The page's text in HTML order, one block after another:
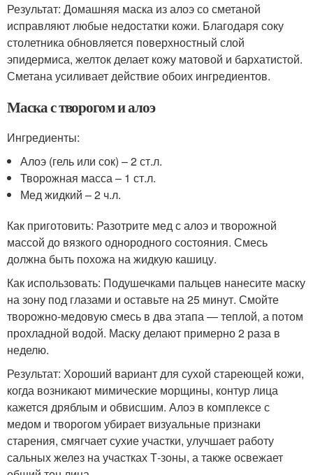
Результат: Домашняя маска из алоэ со сметаной
исправляют любые недостатки кожи. Благодаря соку
столетника обновляется поверхностный слой
эпидермиса, желток делает кожу матовой и бархатистой.
Сметана усиливает действие обоих ингредиентов.
Маска с творогом и алоэ
Ингредиенты:
Алоэ (гель или сок) – 2 ст.л.
Творожная масса – 1 ст.л.
Мед жидкий – 2 ч.л.
Как приготовить: Разотрите мед с алоэ и творожной
массой до вязкого однородного состояния. Смесь
должна быть похожа на жидкую кашицу.
Как использовать: Подушечками пальцев нанесите маску
на зону под глазами и оставьте на 25 минут. Смойте
творожно-медовую смесь в два этапа — теплой, а потом
прохладной водой. Маску делают примерно 2 раза в
неделю.
Результат: Хороший вариант для сухой стареющей кожи,
когда возникают мимические морщины, контур лица
кажется дряблым и обвисшим. Алоэ в комплексе с
медом и творогом убирает визуальные признаки
старения, смягчает сухие участки, улучшает работу
сальных желез на участках Т-зоны, а также освежает